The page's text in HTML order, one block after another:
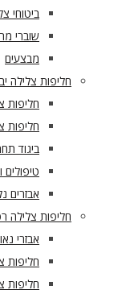
ביטוחי
שוברי
מבצעים
חליפות צלילה
חליפות
חליפות
ביגוד
טיפולים
אבזרים
חליפות צלילה
אבזרי
חליפות
חליפות